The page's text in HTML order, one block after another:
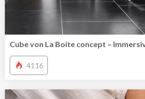
Cube von La Boite concept –
4116